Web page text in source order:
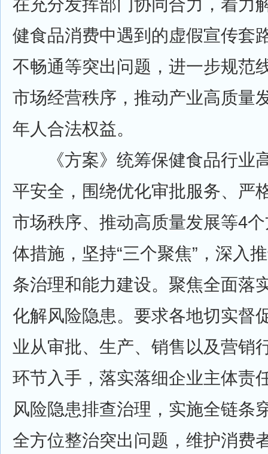
健食品消费中遇到的虚假宣传套
不畅通等突出问题，进一步规范
市场经营秩序，推动产业高质量
年人合法权益。
《方案》统筹保健食品行业
平安全，围绕优化审批服务、严
市场秩序、推动高质量发展等4
体措施，坚持“三个聚焦”，深入
条治理和能力建设。聚焦全面落
化解风险隐患。要求各地切实督
业从审批、生产、销售以及营销
环节入手，落实落细企业主体责
风险隐患排查治理，实施全链条
全方位整治突出问题，维护消费